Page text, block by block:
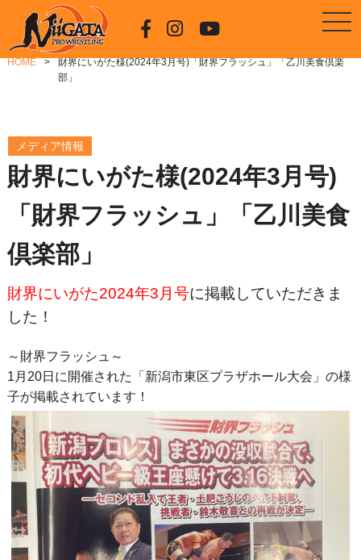
HOME
財界にいがた様(2024年3月号)「財界フラッシュ」「乙川美食倶楽
部」
メディア情報
財界にいがた様(2024年3月号)
「財界フラッシュ」「乙川美食
倶楽部」
財界にいがた2024年3月号に掲載していただきま
した！
～財界フラッシュ～
1月20日に開催された「新潟市東区プラザホール大会」の様
子が掲載されています！